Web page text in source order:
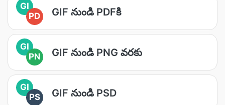
GI
PD
GIF నుండి PDFకి
GI
PN
GIF నుండి PNG వరకు
GI
PS
GIF నుండి PSD